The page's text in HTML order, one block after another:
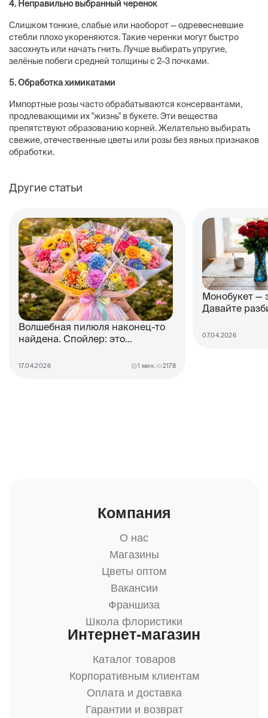
4. Неправильно выбранный черенок
Слишком тонкие, слабые или наоборот — одревесневшие
стебли плохо укореняются. Такие черенки могут быстро
засохнуть или начать гнить. Лучше выбирать упругие,
зелёные побеги средней толщины с 2–3 почками.
5. Обработка химикатами
Импортные розы часто обрабатываются консервантами,
продлевающими их "жизнь" в букете. Эти вещества
препятствуют образованию корней. Желательно выбирать
свежие, отечественные цветы или розы без явных признаков
обработки.
Другие статьи
Волшебная пилюля наконец-то
найдена. Спойлер: это
17.04.2026 1 мин. 2178
Монобукет —
Давайте
07.04.2026
Компания
О нас
Магазины
Цветы оптом
Вакансии
Франшиза
Школа флористики
Интернет-магазин
Каталог товаров
Корпоративным клиентам
Оплата и доставка
Гарантии и возврат